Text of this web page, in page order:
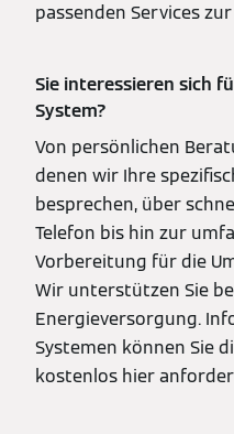
passenden Services
Sie interessieren sich
System?
Von persönlichen
denen wir Ihre
besprechen, über
Telefon bis hin zur
Vorbereitung für die
Wir unterstützen Sie
Energieversorgung.
Systemen können Sie
kostenlos hier